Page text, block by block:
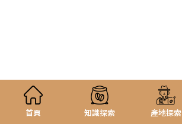
首頁 知識探索 產地探索